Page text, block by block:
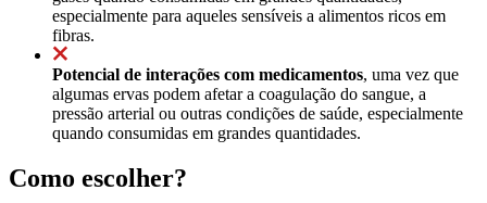
especialmente para aqueles sensíveis a alimentos ricos em
fibras.
Potencial de interações com medicamentos, uma vez que
algumas ervas podem afetar a coagulação do sangue, a
pressão arterial ou outras condições de saúde, especialmente
quando consumidas em grandes quantidades.
Como escolher?